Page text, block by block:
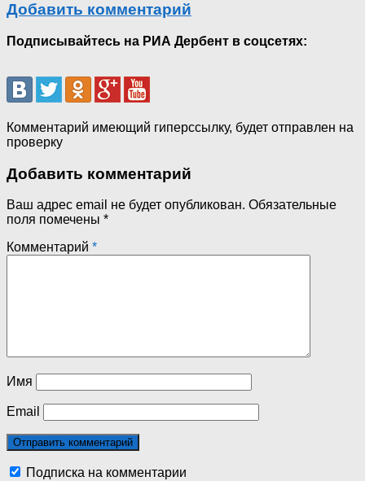
Добавить комментарий
Подписывайтесь на РИА Дербент в соцсетях:
Комментарий имеющий гиперссылку, будет отправлен на
проверку
Добавить комментарий
Ваш адрес email не будет опубликован. Обязательные
поля помечены *
Комментарий *
Имя
Email
Подписка на комментарии